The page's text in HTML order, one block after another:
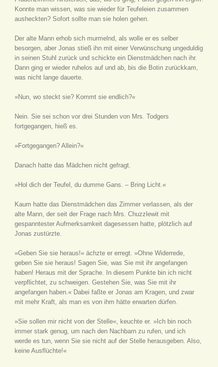
Konnte man wissen, was sie wieder für Teufeleien zusammen
ausheckten? Sofort sollte man sie holen gehen.
Der alte Mann erhob sich murmelnd, als wolle er es selber
besorgen, aber Jonas stieß ihn mit einer Verwünschung ungeduldig
in seinen Stuhl zurück und schickte ein Dienstmädchen nach ihr.
Dann ging er wieder ruhelos auf und ab, bis die Botin zurückkam,
was nicht lange dauerte.
»Nun, wo steckt sie? Kommt sie endlich?«
Nein. Sie sei schon vor drei Stunden von Mrs. Todgers
fortgegangen, hieß es.
»Fortgegangen? Allein?«
Danach hatte das Mädchen nicht gefragt.
»Hol dich der Teufel, du dumme Gans. – Bring Licht.«
Kaum hatte das Dienstmädchen das Zimmer verlassen, als der
alte Mann, der seit der Frage nach Mrs. Chuzzlewit mit
gespanntester Aufmerksamkeit dagesessen hatte, plötzlich auf
Jonas zustürzte.
»Geben Sie sie heraus!« ächzte er erregt. »Ohne Widerrede,
geben Sie sie heraus! Sagen Sie, was Sie mit ihr angefangen
haben! Heraus mit der Sprache. In diesem Punkte bin ich nicht
verpflichtet, zu schweigen. Gestehen Sie, was Sie mit ihr
angefangen haben.« Dabei faßte er Jonas am Kragen, und zwar
mit mehr Kraft, als man es von ihm hätte erwarten dürfen.
»Sie sollen mir nicht von der Stelle«, keuchte er. »Ich bin noch
immer stark genug, um nach den Nachbarn zu rufen, und ich
werde es tun, wenn Sie sie nicht auf der Stelle herausgeben. Also,
keine Ausflüchte!«